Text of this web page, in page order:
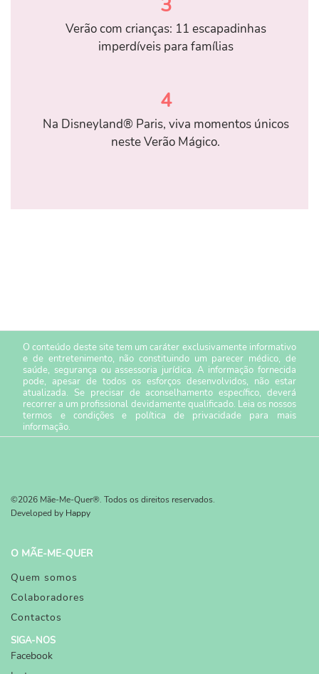
3
Verão com crianças: 11 escapadinhas
imperdíveis para famílias
4
Na Disneyland® Paris, viva momentos únicos
neste Verão Mágico.
O conteúdo deste site tem um caráter exclusivamente informativo
e de entretenimento, não constituindo um parecer médico, de
saúde, segurança ou assessoria jurídica. A informação fornecida
pode, apesar de todos os esforços desenvolvidos, não estar
atualizada. Se precisar de aconselhamento específico, deverá
recorrer a um profissional devidamente qualificado. Leia os nossos
termos e condiçõese política de privacidade para mais
informação.
©2026 Mãe-Me-Quer®. Todos os direitos reservados.
Developed by Happy
O MÃE-ME-QUER
Quem somos
Colaboradores
Contactos
SIGA-NOS
Facebook